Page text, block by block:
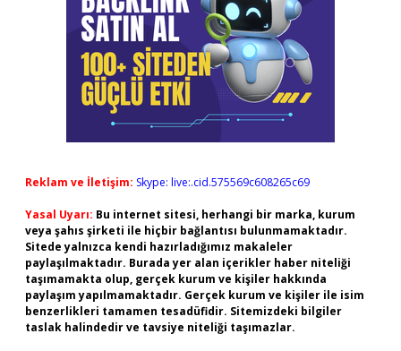
Reklam ve İletişim: Skype: live:.cid.575569c608265c69
Yasal Uyarı: Bu internet sitesi, herhangi bir marka, kurum
veya şahıs şirketi ile hiçbir bağlantısı bulunmamaktadır.
Sitede yalnızca kendi hazırladığımız makaleler
paylaşılmaktadır. Burada yer alan içerikler haber niteliği
taşımamakta olup, gerçek kurum ve kişiler hakkında
paylaşım yapılmamaktadır. Gerçek kurum ve kişiler ile isim
benzerlikleri tamamen tesadüfidir. Sitemizdeki bilgiler
taslak halindedir ve tavsiye niteliği taşımazlar.